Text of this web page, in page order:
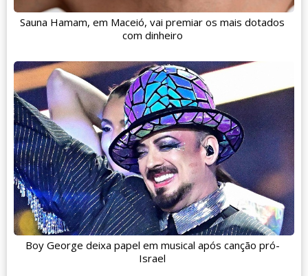
Sauna Hamam, em Maceió, vai premiar os mais dotados
com dinheiro
Boy George deixa papel em musical após canção pró-
Israel